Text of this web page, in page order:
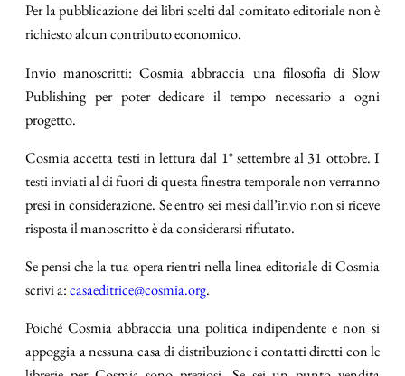
Per la pubblicazione dei libri scelti dal comitato editoriale non è
richiesto alcun contributo economico.
Invio manoscritti: Cosmia abbraccia una filosofia di Slow
Publishing per poter dedicare il tempo necessario a ogni
progetto.
Cosmia accetta testi in lettura dal 1° settembre al 31 ottobre. I
testi inviati al di fuori di questa finestra temporale non verranno
presi in considerazione. Se entro sei mesi dall’invio non si riceve
risposta il manoscritto è da considerarsi rifiutato.
Se pensi che la tua opera rientri nella linea editoriale di Cosmia
scrivi a:casaeditrice@cosmia.org.
Poiché Cosmia abbraccia una politica indipendente e non si
appoggia a nessuna casa di distribuzione i contatti diretti con le